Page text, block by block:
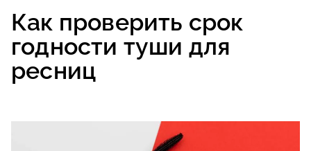
Как проверить срок
годности туши для
ресниц